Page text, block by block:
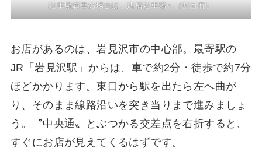
駐車場満車の場合は、店横駐車場へ（割引有）
お店があるのは、岩見沢市の中心部。最寄駅の
JR「岩見沢駅」からは、車で約2分・徒歩で約7分
ほどかかります。東口から駅を出たら左へ曲が
り、そのまま線路沿いを突き当りまで進みましょ
う。〝中央通〟とぶつかる交差点を右折すると、
すぐにお店が見えてくるはずです。